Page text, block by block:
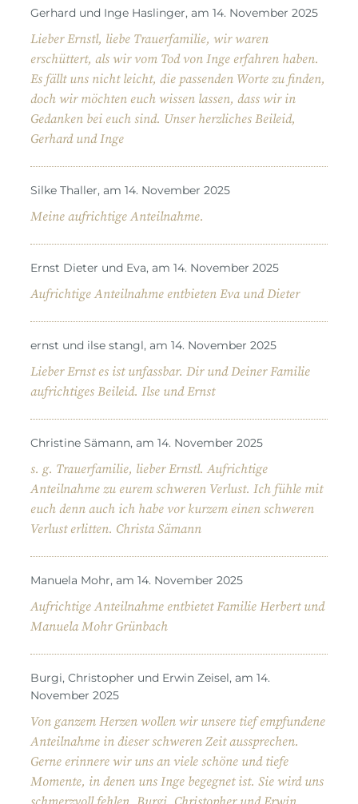
Gerhard und Inge Haslinger, am 14. November 2025
Lieber Ernstl, liebe Trauerfamilie, wir waren
erschüttert, als wir vom Tod von Inge erfahren haben.
Es fällt uns nicht leicht, die passenden Worte zu finden,
doch wir möchten euch wissen lassen, dass wir in
Gedanken bei euch sind. Unser herzliches Beileid,
Gerhard und Inge
Silke Thaller, am 14. November 2025
Meine aufrichtige Anteilnahme.
Ernst Dieter und Eva, am 14. November 2025
Aufrichtige Anteilnahme entbieten Eva und Dieter
ernst und ilse stangl, am 14. November 2025
Lieber Ernst es ist unfassbar. Dir und Deiner Familie
aufrichtiges Beileid. Ilse und Ernst
Christine Sämann, am 14. November 2025
s. g. Trauerfamilie, lieber Ernstl. Aufrichtige
Anteilnahme zu eurem schweren Verlust. Ich fühle mit
euch denn auch ich habe vor kurzem einen schweren
Verlust erlitten. Christa Sämann
Manuela Mohr, am 14. November 2025
Aufrichtige Anteilnahme entbietet Familie Herbert und
Manuela Mohr Grünbach
Burgi, Christopher und Erwin Zeisel, am 14.
November 2025
Von ganzem Herzen wollen wir unsere tief empfundene
Anteilnahme in dieser schweren Zeit aussprechen.
Gerne erinnere wir uns an viele schöne und tiefe
Momente, in denen uns Inge begegnet ist. Sie wird uns